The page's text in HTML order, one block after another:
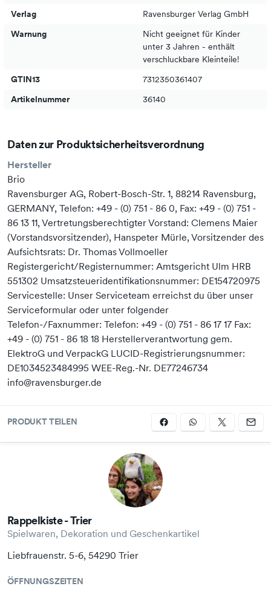
1x Sonderedition-Motor, 1x Holzwagen.
Verlag
Ravensburger Verlag GmbH
Warnung
Nicht geeignet für Kinder
unter 3 Jahren - enthält
verschluckbare Kleinteile!
GTIN13
7312350361407
Artikelnummer
36140
Daten zur Produktsicherheitsverordnung
Hersteller
Brio
Ravensburger AG, Robert-Bosch-Str. 1, 88214 Ravensburg,
GERMANY, Telefon: +49 - (0) 751 - 86 0, Fax: +49 - (0) 751 -
86 13 11, Vertretungsberechtigter Vorstand: Clemens Maier
(Vorstandsvorsitzender), Hanspeter Mürle, Vorsitzender des
Aufsichtsrats: Dr. Thomas Vollmoeller
Registergericht/Registernummer: Amtsgericht Ulm HRB
551302 Umsatzsteueridentifikationsnummer: DE154720975
Servicestelle: Unser Serviceteam erreichst du über unser
Serviceformular oder unter folgender
Telefon-/Faxnummer: Telefon: +49 - (0) 751 - 86 17 17 Fax:
+49 - (0) 751 - 86 18 18 Herstellerverantwortung gem.
ElektroG und VerpackG LUCID-Registrierungsnummer:
DE1034523484995 WEE-Reg.-Nr. DE77246734
info@ravensburger.de
PRODUKT TEILEN
Rappelkiste - Trier
Spielwaren, Dekoration und Geschenkartikel
Liebfrauenstr. 5-6, 54290 Trier
ÖFFNUNGSZEITEN